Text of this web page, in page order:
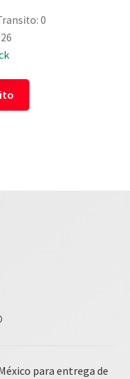
0
para entrega de